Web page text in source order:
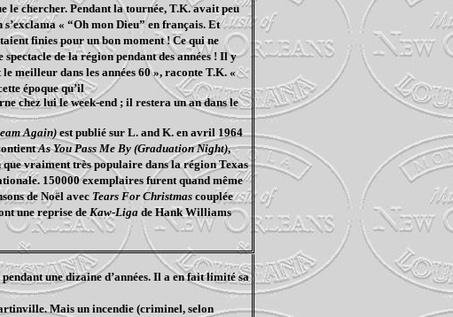
le chercher. Pendant la tournée, T.K. avait peu
« “Oh mon Dieu” en français. Et
finies pour un bon moment ! Ce qui ne
spectacle de la région pendant des années ! Il y
meilleur dans les années 60 », raconte T.K. «
époque qu’il
chez lui le week-end ; il restera un an dans le
Again)est publié sur L. and K. en avril 1964
As You Pass Me By (Graduation Night),
vraiment très populaire dans la région Texas
150000 exemplaires furent quand même
de Noël avec Tears For Christmas couplée
une reprise deKaw-Liga de Hank Williams
une dizaine d’années. Il a en fait limité sa
Mais un incendie (criminel, selon